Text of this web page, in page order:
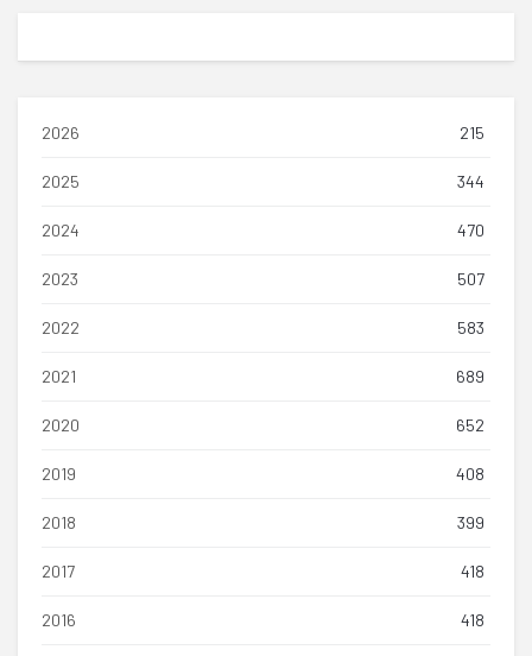
2026 215
2025 344
2024 470
2023 507
2022 583
2021 689
2020 652
2019 408
2018 399
2017 418
2016 418